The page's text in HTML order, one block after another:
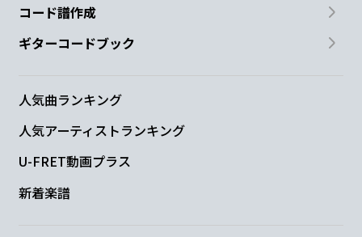
コード譜作成
ギターコードブック
人気曲ランキング
人気アーティストランキング
U-FRET動画プラス
新着楽譜